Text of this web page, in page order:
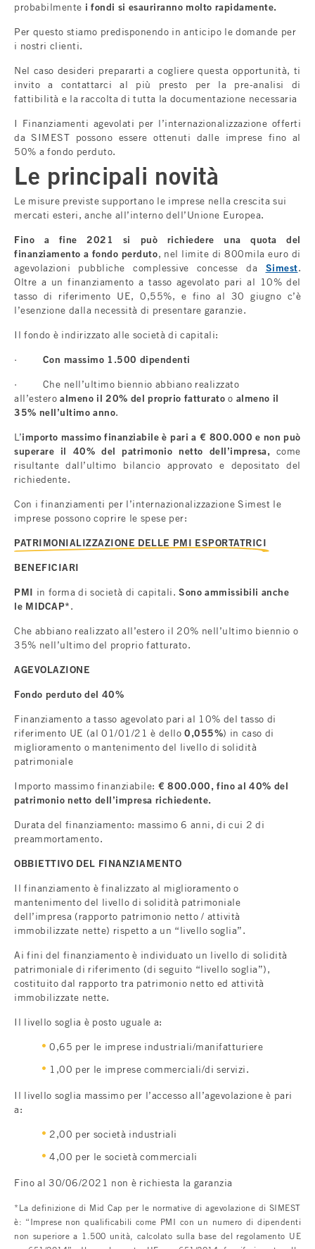
probabilmente i fondi si esauriranno molto rapidamente.
Per questo stiamo predisponendo in anticipo le domande per
i nostri clienti.
Nel caso desideri prepararti a cogliere questa opportunità, ti
invito a contattarci al più presto per la pre-analisi di
fattibilità e la raccolta di tutta la documentazione necessaria
I Finanziamenti agevolati per l’internazionalizzazione offerti
da SIMEST possono essere ottenuti dalle imprese fino al
50% a fondo perduto.
Le principali novità
Le misure previste supportano le imprese nella crescita sui
mercati esteri, anche all’interno dell’Unione Europea.
Fino a fine 2021 si può richiedere una quota del
finanziamento a fondo perduto, nel limite di 800mila euro di
agevolazioni pubbliche complessive concesse da Simest.
Oltre a un finanziamento a tasso agevolato pari al 10% del
tasso di riferimento UE, 0,55%, e fino al 30 giugno c’è
l’esenzione dalla necessità di presentare garanzie.
Il fondo è indirizzato alle società di capitali:
· Con massimo 1.500 dipendenti
· Che nell’ultimo biennio abbiano realizzato
all’esteroalmeno il 20% del proprio fatturato o almeno il
35% nell’ultimo anno.
L’importo massimo finanziabile è pari a € 800.000 e non può
superare il 40% del patrimonio netto dell’impresa, come
risultante dall’ultimo bilancio approvato e depositato del
richiedente.
Con i finanziamenti per l’internazionalizzazione Simest le
imprese possono coprire le spese per:
PATRIMONIALIZZAZIONE DELLE PMI ESPORTATRICI
BENEFICIARI
PMI in forma di società di capitali.Sono ammissibili anche
le MIDCAP*.
Che abbiano realizzato all’estero il 20% nell’ultimo biennio o
35% nell’ultimo del proprio fatturato.
AGEVOLAZIONE
Fondo perduto del 40%
Finanziamento a tasso agevolato pari al 10% del tasso di
riferimento UE (al 01/01/21 è dello0,055%) in caso di
miglioramento o mantenimento del livello di solidità
patrimoniale
Importo massimo finanziabile: € 800.000, fino al 40% del
patrimonio netto dell’impresa richiedente.
Durata del finanziamento: massimo 6 anni, di cui 2 di
preammortamento.
OBBIETTIVO DEL FINANZIAMENTO
Il finanziamento è finalizzato al miglioramento o
mantenimento del livello di solidità patrimoniale
dell’impresa (rapporto patrimonio netto / attività
immobilizzate nette) rispetto a un “livello soglia”.
Ai fini del finanziamento è individuato un livello di solidità
patrimoniale di riferimento (di seguito “livello soglia”),
costituito dal rapporto tra patrimonio netto ed attività
immobilizzate nette.
Il livello soglia è posto uguale a:
0,65 per le imprese industriali/manifatturiere
1,00 per le imprese commerciali/di servizi.
Il livello soglia massimo per l’accesso all’agevolazione è pari
a:
2,00 per società industriali
4,00 per le società commerciali
Fino al 30/06/2021 non è richiesta la garanzia
*La definizione di Mid Cap per le normative di agevolazione di SIMEST
è: “Imprese non qualificabili come PMI con un numero di dipendenti
non superiore a 1.500 unità, calcolato sulla base del regolamento UE